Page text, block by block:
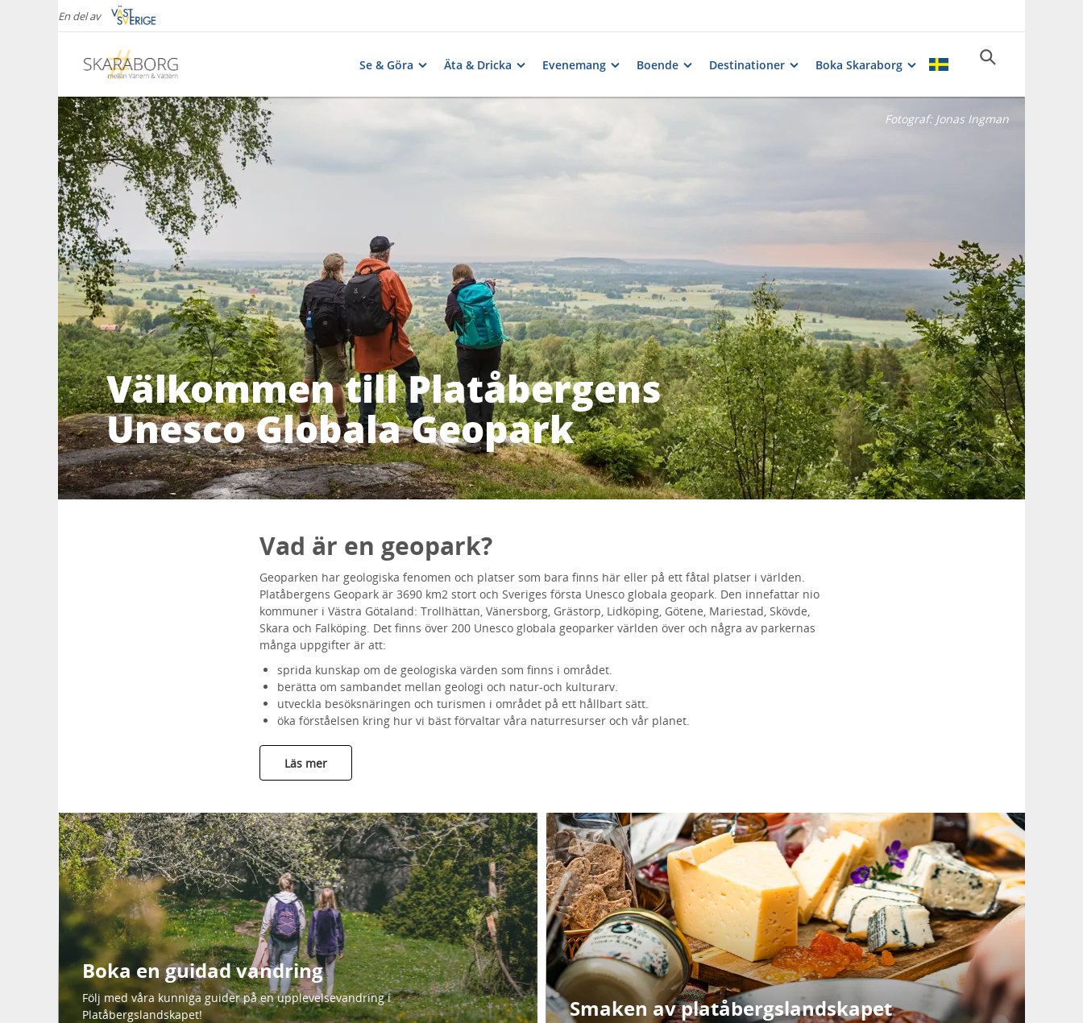
En del av
Se & Göra Äta & Dricka Evenemang Boende Destinationer Boka Skaraborg
Välkommen till Platåbergens
Unesco Globala Geopark
Fotograf: Jonas Ingman
Vad är en geopark?
Geoparken har geologiska fenomen och platser som bara finns här eller på ett fåtal platser i världen.
Platåbergens Geopark är 3690 km2 stort och Sveriges första Unesco globala geopark. Den innefattar nio
kommuner i Västra Götaland: Trollhättan, Vänersborg, Grästorp, Lidköping, Götene, Mariestad, Skövde,
Skara och Falköping. Det finns över 200 Unesco globala geoparker världen över och några av parkernas
många uppgifter är att:
sprida kunskap om de geologiska värden som finns i området.
berätta om sambandet mellan geologi och natur-och kulturarv.
utveckla besöksnäringen och turismen i området på ett hållbart sätt.
öka förståelsen kring hur vi bäst förvaltar våra naturresurser och vår planet.
Läs mer
Boka en guidad vandring
Följ med våra kunniga guider på en upplevelsevandring i
Platåbergslandskapet!
Smaken av platåbergslandskapet